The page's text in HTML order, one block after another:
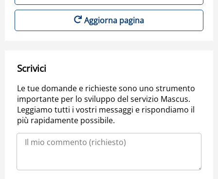
Aggiorna pagina
Scrivici
Le tue domande e richieste sono uno strumento
importante per lo sviluppo del servizio Mascus.
Leggiamo tutti i vostri messaggi e rispondiamo il
più rapidamente possibile.